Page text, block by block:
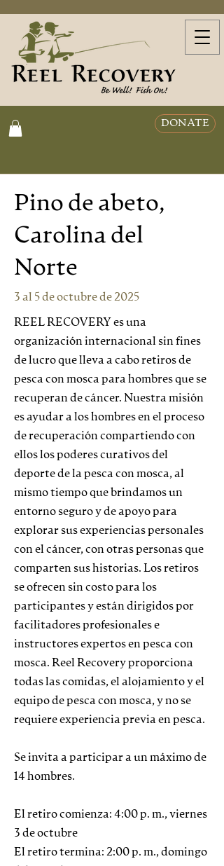
DONATE
Pino de abeto,
Carolina del
Norte
3 al 5 de octubre de 2025
REEL RECOVERY es una
organización internacional sin fines
de lucro que lleva a cabo retiros de
pesca con mosca para hombres que se
recuperan de cáncer. Nuestra misión
es ayudar a los hombres en el proceso
de recuperación compartiendo con
ellos los poderes curativos del
deporte de la pesca con mosca, al
mismo tiempo que brindamos un
entorno seguro y de apoyo para
explorar sus experiencias personales
con el cáncer, con otras personas que
comparten sus historias. Los retiros
se ofrecen sin costo para los
participantes y están dirigidos por
facilitadores profesionales e
instructores expertos en pesca con
mosca. Reel Recovery proporciona
todas las comidas, el alojamiento y el
equipo de pesca con mosca, y no se
requiere experiencia previa en pesca.
Se invita a participar a un máximo de
14 hombres.
El retiro comienza: 4:00 p. m., viernes
3 de octubre
El retiro termina: 2:00 p. m., domingo